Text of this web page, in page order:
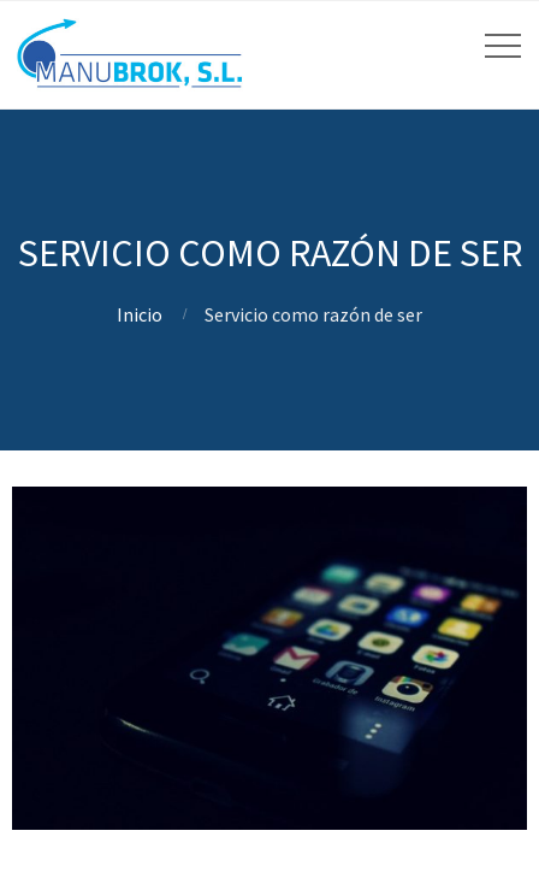
SERVICIO COMO RAZÓN DE SER
Inicio Servicio como razón de ser